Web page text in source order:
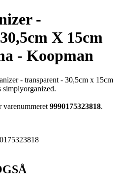
-
X 15cm
- Koopman
- transparent - 30,5cm x 15cm
simplyorganized.
9990175323818.